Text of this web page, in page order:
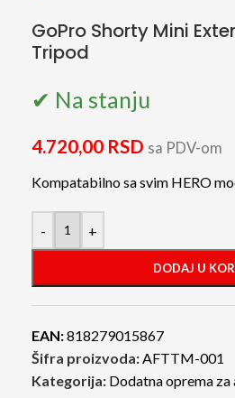
GoPro Shorty Mini
Tripod
✔ Na stanju
4.720,00 RSD sa PDV-om
Kompatabilno sa svim HERO
- +
DODAJ U
EAN:818279015867
Šifra proizvoda:AFTTM-001
Kategorija: Dodatna oprema